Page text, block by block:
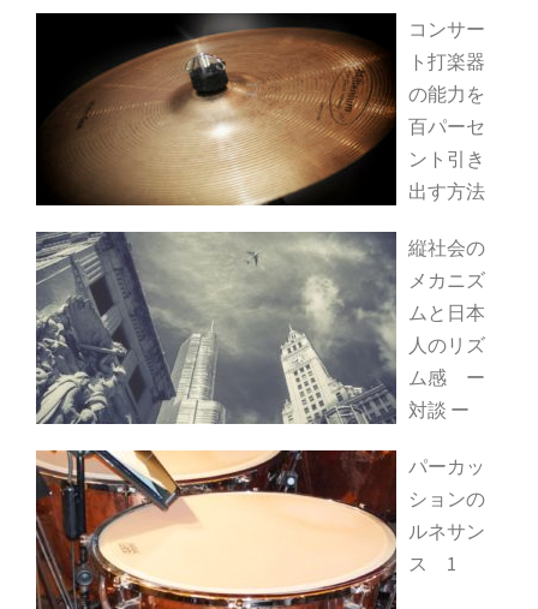
コンサー
ト打楽器
の能力を
百パーセ
ント引き
出す方法
縦社会の
メカニズ
ムと日本
人のリズ
ム感 ー
対談 ー
パーカッ
ションの
ルネサン
ス 1